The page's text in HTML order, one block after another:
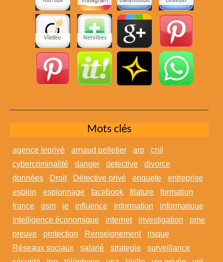
Mots clés
agence leprivé arnaud pelletier arp
cnil
cybercriminalité
danger detective
divorce
données
Droit Détective privé enquete
entreprise
espion
espionnage facebook filature
formation
france
gsm ie influence information
informatique
Intelligence économique
internet investigation
pme
preuve
protection Renseignement
risque
Réseaux sociaux
salarié strategie
surveillance